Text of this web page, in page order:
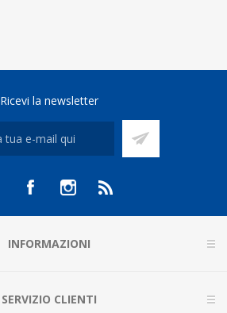
Ricevi la newsletter
INFORMAZIONI
SERVIZIO CLIENTI